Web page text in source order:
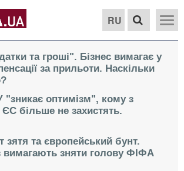
RU
та гроші". Бізнес вимагає у
за прильоти. Наскільки
оптимізм", кому з
ЄС більше не захистять.
зятя та європейський бунт.
вимагають зняти голову ФІФА